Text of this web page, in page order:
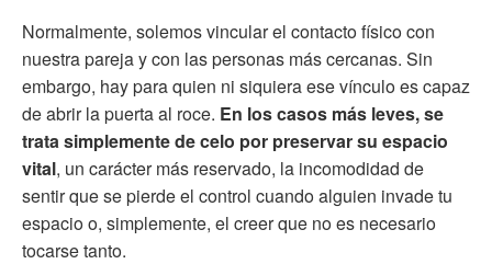
Normalmente, solemos vincular el contacto físico con
nuestra pareja y con las personas más cercanas. Sin
embargo, hay para quien ni siquiera ese vínculo es capaz
de abrir la puerta al roce. En los casos más leves, se
trata simplemente de celo por preservar su espacio
vital, un carácter más reservado, la incomodidad de
sentir que se pierde el control cuando alguien invade tu
espacio o, simplemente, el creer que no es necesario
tocarse tanto.